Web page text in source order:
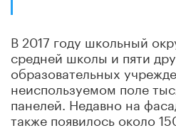
В 2017 году школьный
средней школы и пяти
образовательных
неиспользуемом поле
панелей. Недавно на
также появилось около